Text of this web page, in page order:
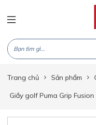
Trang chủ Sản phẩm
Giầy golf Puma Grip